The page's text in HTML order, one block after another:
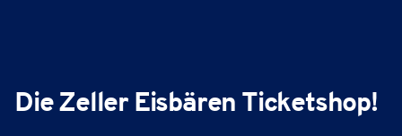
Die Zeller Eisbären Ticketshop!